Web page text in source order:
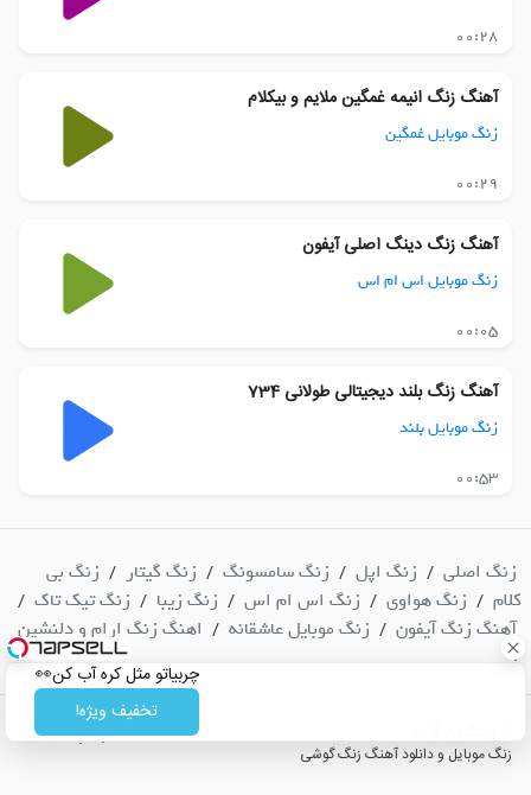
چربیاتو مثل کره آب کن👀
تخفیف ویژه!
00:28
آهنگ زنگ انیمه غمگین ملایم و بیکلام
زنگ موبایل غمگین
00:29
آهنگ زنگ دینگ اصلی آیفون
زنگ موبایل اس ام اس
00:05
آهنگ زنگ بلند دیجیتالی طولانی 734
زنگ موبایل بلند
00:53
زنگ اصلی / زنگ اپل / زنگ سامسونگ / زنگ گیتار / زنگ بی
کلام / زنگ هواوی / زنگ اس ام اس / زنگ زیبا / زنگ تیک تاک /
آهنگ زنگ آیفون / زنگ موبایل عاشقانه / اهنگ زنگ ارام و دلنشین
/
| پشتیبانی
زنگ موبایل و دانلود آهنگ زنگ گوشی